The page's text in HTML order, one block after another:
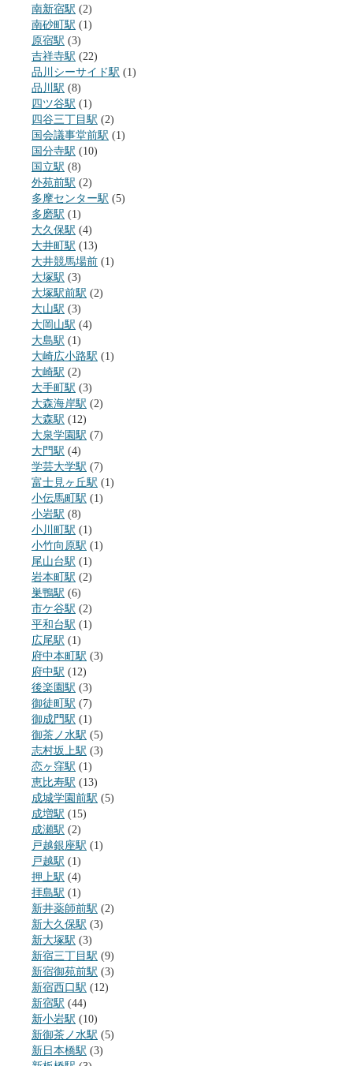
南新宿駅 (2)
南砂町駅 (1)
原宿駅 (3)
吉祥寺駅 (22)
品川シーサイド駅 (1)
品川駅 (8)
四ツ谷駅 (1)
四谷三丁目駅 (2)
国会議事堂前駅 (1)
国分寺駅 (10)
国立駅 (8)
外苑前駅 (2)
多摩センター駅 (5)
多磨駅 (1)
大久保駅 (4)
大井町駅 (13)
大井競馬場前 (1)
大塚駅 (3)
大塚駅前駅 (2)
大山駅 (3)
大岡山駅 (4)
大島駅 (1)
大崎広小路駅 (1)
大崎駅 (2)
大手町駅 (3)
大森海岸駅 (2)
大森駅 (12)
大泉学園駅 (7)
大門駅 (4)
学芸大学駅 (7)
富士見ヶ丘駅 (1)
小伝馬町駅 (1)
小岩駅 (8)
小川町駅 (1)
小竹向原駅 (1)
尾山台駅 (1)
岩本町駅 (2)
巣鴨駅 (6)
市ケ谷駅 (2)
平和台駅 (1)
広尾駅 (1)
府中本町駅 (3)
府中駅 (12)
後楽園駅 (3)
御徒町駅 (7)
御成門駅 (1)
御茶ノ水駅 (5)
志村坂上駅 (3)
恋ヶ窪駅 (1)
恵比寿駅 (13)
成城学園前駅 (5)
成増駅 (15)
成瀬駅 (2)
戸越銀座駅 (1)
戸越駅 (1)
押上駅 (4)
拝島駅 (1)
新井薬師前駅 (2)
新大久保駅 (3)
新大塚駅 (3)
新宿三丁目駅 (9)
新宿御苑前駅 (3)
新宿西口駅 (12)
新宿駅 (44)
新小岩駅 (10)
新御茶ノ水駅 (5)
新日本橋駅 (3)